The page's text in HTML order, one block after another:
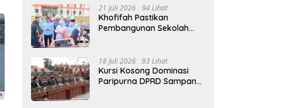
Kekerasan Seksual Anak
21 Juli 2026 94 Lihat
Khofifah Pastikan
Pembangunan Sekolah
Indonesia Emas
18 Juli 2026 93 Lihat
Kursi Kosong Dominasi
Paripurna DPRD Sampang,